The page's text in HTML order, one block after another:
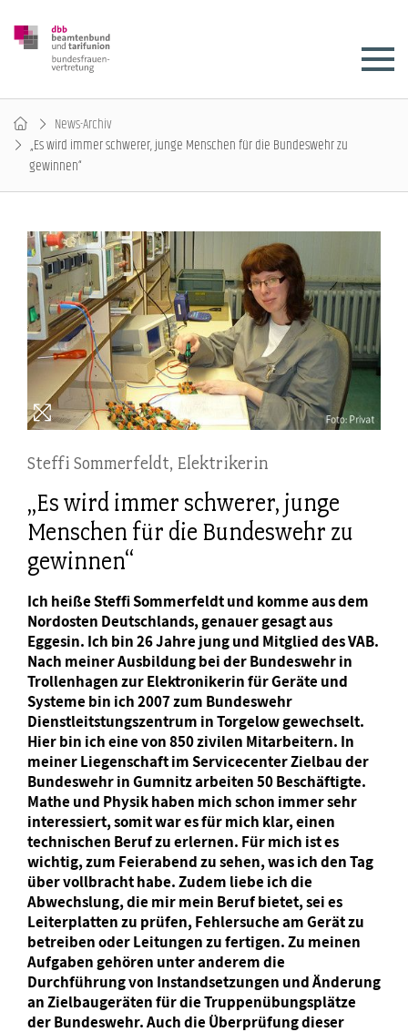
News-Archiv
„Es wird immer schwerer, junge Menschen für die Bundeswehr zu
gewinnen“
Steffi Sommerfeldt, Elektrikerin
„Es wird immer schwerer, junge
Menschen für die Bundeswehr zu
gewinnen“
Ich heiße Steffi Sommerfeldt und komme aus dem
Nordosten Deutschlands, genauer gesagt aus
Eggesin. Ich bin 26 Jahre jung und Mitglied des VAB.
Nach meiner Ausbildung bei der Bundeswehr in
Trollenhagen zur Elektronikerin für Geräte und
Systeme bin ich 2007 zum Bundeswehr
Dienstleitstungszentrum in Torgelow gewechselt.
Hier bin ich eine von 850 zivilen Mitarbeitern. In
meiner Liegenschaft im Servicecenter Zielbau der
Bundeswehr in Gumnitz arbeiten 50 Beschäftigte.
Mathe und Physik haben mich schon immer sehr
interessiert, somit war es für mich klar, einen
technischen Beruf zu erlernen. Für mich ist es
wichtig, zum Feierabend zu sehen, was ich den Tag
über vollbracht habe. Zudem liebe ich die
Abwechslung, die mir mein Beruf bietet, sei es
Leiterplatten zu prüfen, Fehlersuche am Gerät zu
betreiben oder Leitungen zu fertigen. Zu meinen
Aufgaben gehören unter anderem die
Durchführung von Instandsetzungen und Änderung
an Zielbaugeräten für die Truppenübungsplätze
der Bundeswehr. Auch die Überprüfung dieser